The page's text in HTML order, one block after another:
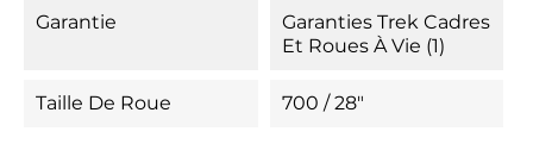
Garantie
Garanties Trek Cadres
Et Roues À Vie (1)
Taille De Roue 700 / 28"